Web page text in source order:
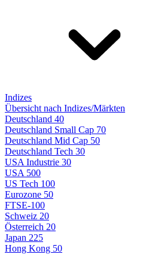
Indizes
Übersicht nach Indizes/Märkten
Deutschland 40
Deutschland Small Cap 70
Deutschland Mid Cap 50
Deutschland Tech 30
USA Industrie 30
USA 500
US Tech 100
Eurozone 50
FTSE-100
Schweiz 20
Österreich 20
Japan 225
Hong Kong 50